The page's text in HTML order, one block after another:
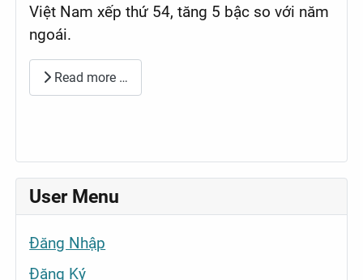
Việt Nam xếp thứ 54, tăng 5 bậc so với năm
ngoái.
Read more …
User Menu
Đăng Nhập
Đăng Ký